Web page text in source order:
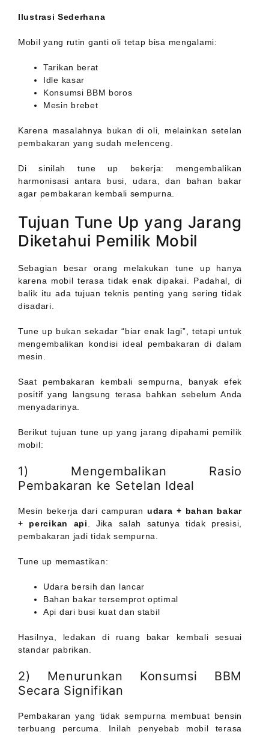
Ilustrasi Sederhana
Mobil yang rutin ganti oli tetap bisa mengalami:
Tarikan berat
Idle kasar
Konsumsi BBM boros
Mesin brebet
Karena masalahnya bukan di oli, melainkan setelan
pembakaran yang sudah melenceng.
Di sinilah tune up bekerja: mengembalikan
harmonisasi antara busi, udara, dan bahan bakar
agar pembakaran kembali sempurna.
Tujuan Tune Up yang Jarang
Diketahui Pemilik Mobil
Sebagian besar orang melakukan tune up hanya
karena mobil terasa tidak enak dipakai. Padahal, di
balik itu ada tujuan teknis penting yang sering tidak
disadari.
Tune up bukan sekadar “biar enak lagi”, tetapi untuk
mengembalikan kondisi ideal pembakaran di dalam
mesin.
Saat pembakaran kembali sempurna, banyak efek
positif yang langsung terasa bahkan sebelum Anda
menyadarinya.
Berikut tujuan tune up yang jarang dipahami pemilik
mobil:
1) Mengembalikan Rasio
Pembakaran ke Setelan Ideal
Mesin bekerja dari campuran udara + bahan bakar
+ percikan api
. Jika salah satunya tidak presisi,
pembakaran jadi tidak sempurna.
Tune up memastikan:
Udara bersih dan lancar
Bahan bakar tersemprot optimal
Api dari busi kuat dan stabil
Hasilnya, ledakan di ruang bakar kembali sesuai
standar pabrikan.
2) Menurunkan Konsumsi BBM
Secara Signifikan
Pembakaran yang tidak sempurna membuat bensin
terbuang percuma. Inilah penyebab mobil terasa